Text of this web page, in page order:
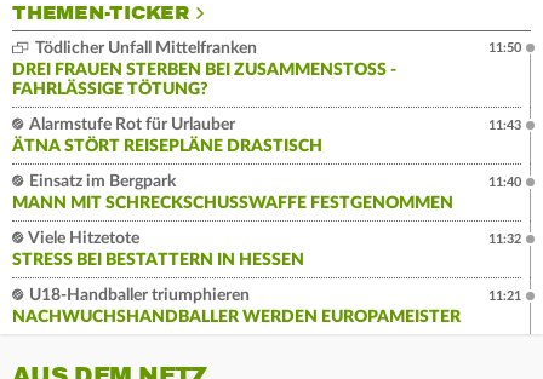
THEMEN-TICKER
Tödlicher Unfall Mittelfranken
DREI FRAUEN STERBEN BEI ZUSAMMENSTOSS - F
AHRLÄSSIGE TÖTUNG?
11:50
Alarmstufe Rot für Urlauber
ÄTNA STÖRT REISEPLÄNE DRASTISCH
11:43
Einsatz im Bergpark
MANN MIT SCHRECKSCHUSSWAFFE FESTGENOMMEN
11:40
Viele Hitzetote
STRESS BEI BESTATTERN IN HESSEN
11:32
U18-Handballer triumphieren
NACHWUCHSHANDBALLER WERDEN EUROPAMEISTER
11:21